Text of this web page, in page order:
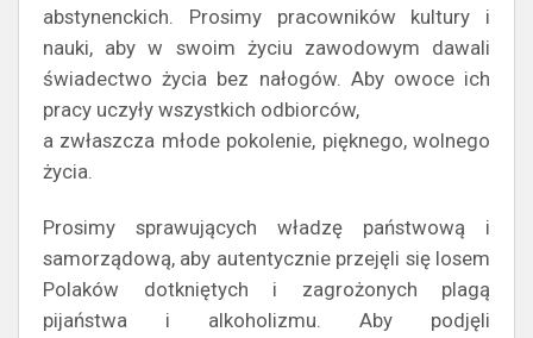
abstynenckich. Prosimy pracowników kultury i
nauki, aby w swoim życiu zawodowym dawali
świadectwo życia bez nałogów. Aby owoce ich
pracy uczyły wszystkich odbiorców,
a zwłaszcza młode pokolenie, pięknego, wolnego
życia.
Prosimy sprawujących władzę państwową i
samorządową, aby autentycznie przejęli się losem
Polaków dotkniętych i zagrożonych plagą
pijaństwa i alkoholizmu. Aby podjęli